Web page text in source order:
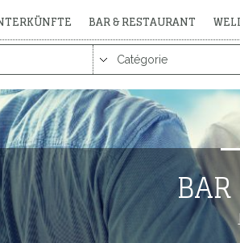
BAR & RESTAURANT